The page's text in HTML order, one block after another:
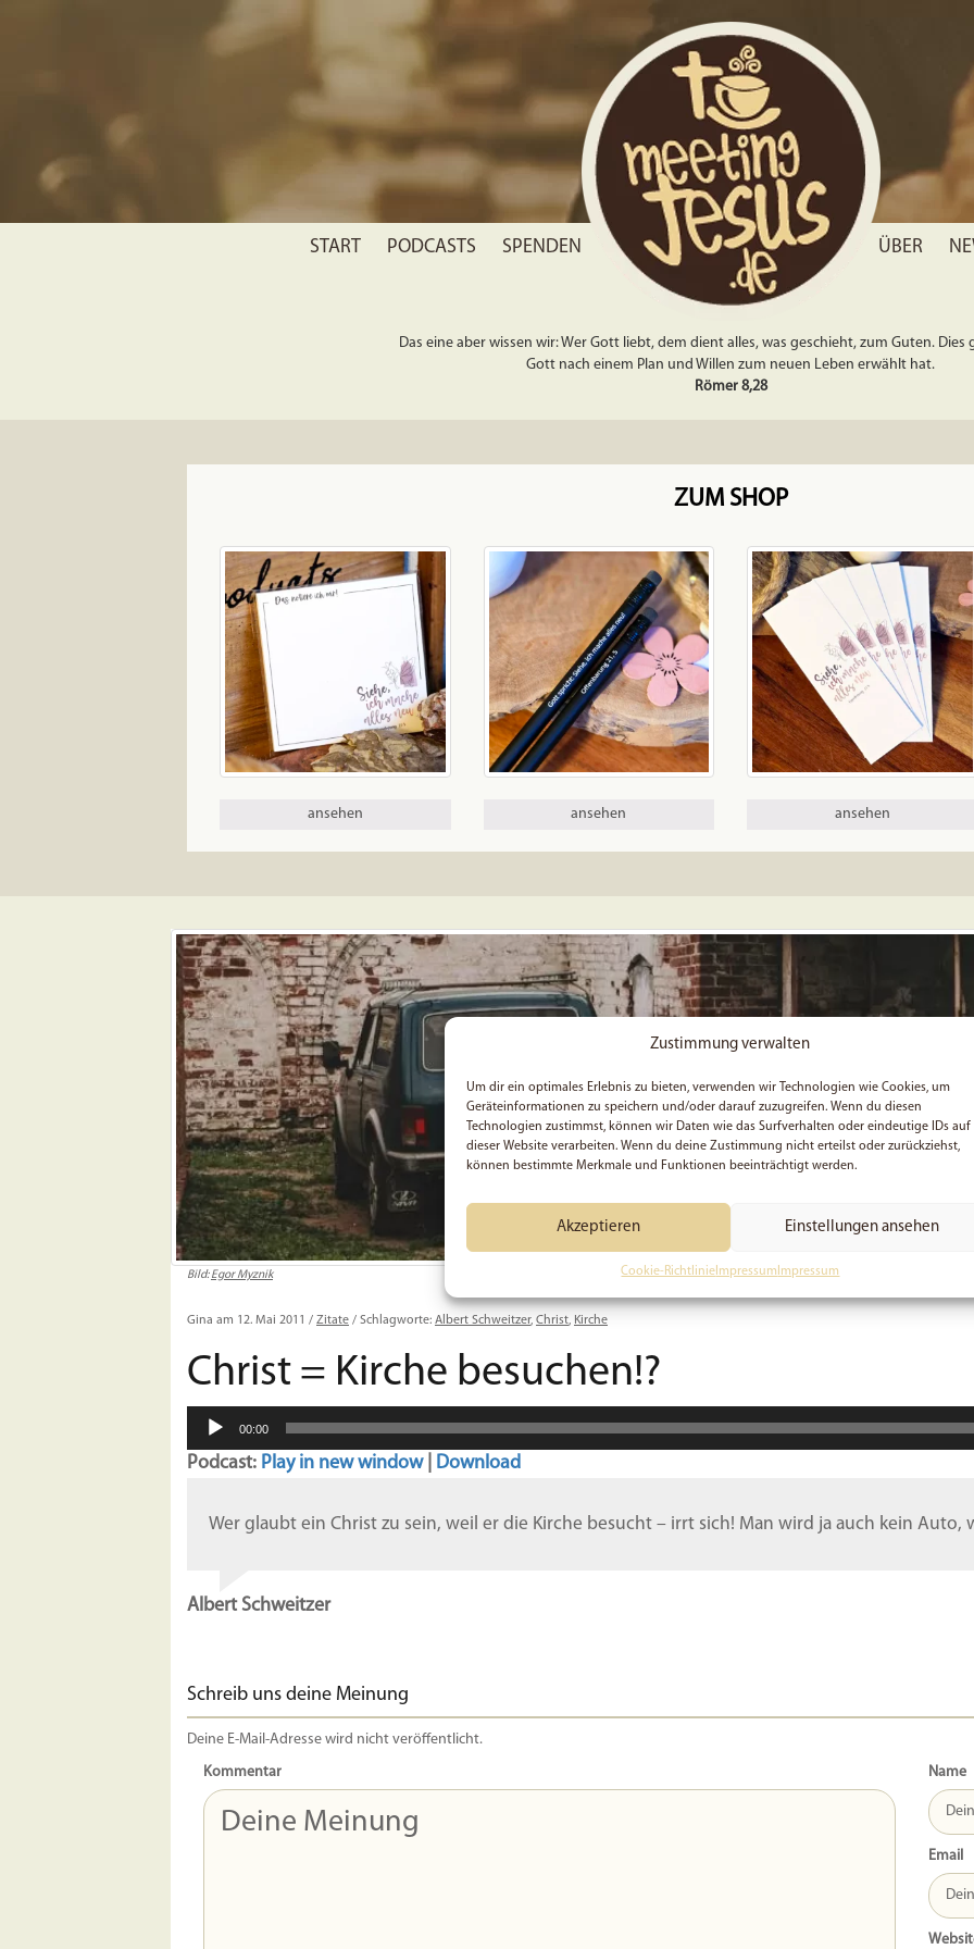
Zustimmung verwalten
Um dir ein optimales Erlebnis zu bieten, verwenden wir Technologien wie Cookies, um
Geräteinformationen zu speichern und/oder darauf zuzugreifen. Wenn du diesen
Technologien zustimmst, können wir Daten wie das Surfverhalten oder eindeutige IDs auf
dieser Website verarbeiten. Wenn du deine Zustimmung nicht erteilst oder zurückziehst,
können bestimmte Merkmale und Funktionen beeinträchtigt werden.
Akzeptieren Einstellungen ansehen
Cookie-Richtlinie Impressum Impressum
START PODCASTS SPENDEN ÜBER
Das eine aber wissen wir: Wer Gott liebt, dem dient alles, was geschieht, zum Guten. Dies
Gott nach einem Plan und Willen zum neuen Leben erwählt hat.
Römer 8,28
ZUM SHOP
ansehen ansehen ansehen
Bild:Egor Myznik
Gina am 12. Mai 2011 / Zitate / Schlagworte: Albert Schweitzer, Christ, Kirche
Christ = Kirche besuchen!?
Audio-
Player
00:00
Podcast: Play in new window| Download
Wer glaubt ein Christ zu sein, weil er die Kirche besucht – irrt sich! Man wird ja auch kein Auto,
Albert Schweitzer
Schreib uns deine Meinung
Deine E-Mail-Adresse wird nicht veröffentlicht.
Kommentar
Name
Email